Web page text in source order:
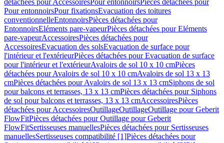
détachées pour AccessoiresPour entonnoirsPièces détachées pour
Pour entonnoirsPour fixationsEvacuation des toitures
conventionnelleEntonnoirsPièces détachées pour
EntonnoirsEléments pare-vapeurPièces détachées pour Eléments
pare-vapeurAccessoiresPièces détachées pour
AccessoiresEvacuation des solsEvacuation de surface pour
l'intérieur et l'extérieurPièces détachées pour Evacuation de surface
pour l'intérieur et l'extérieurAvaloirs de sol 10 x 10 cmPièces
détachées pour Avaloirs de sol 10 x 10 cmAvaloirs de sol 13 x 13
cmPièces détachées pour Avaloirs de sol 13 x 13 cmSiphons de sol
pour balcons et terrasses, 13 x 13 cmPièces détachées pour Siphons
de sol pour balcons et terrasses, 13 x 13 cmAccessoiresPièces
détachées pour AccessoiresOutillageOutillageOutillage pour Geberit
FlowFitPièces détachées pour Outillage pour Geberit
FlowFitSertisseuses manuellesPièces détachées pour Sertisseuses
manuellesSertisseuses compatibilité [1]Pièces détachées pour